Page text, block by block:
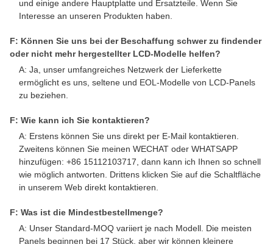
und einige andere Hauptplatte und Ersatzteile. Wenn Sie
Interesse an unseren Produkten haben.
F: Können Sie uns bei der Beschaffung schwer zu findender
oder nicht mehr hergestellter LCD-Modelle helfen?
A: Ja, unser umfangreiches Netzwerk der Lieferkette
ermöglicht es uns, seltene und EOL-Modelle von LCD-Panels
zu beziehen.
F: Wie kann ich Sie kontaktieren?
A: Erstens können Sie uns direkt per E-Mail kontaktieren.
Zweitens können Sie meinen WECHAT oder WHATSAPP
hinzufügen: +86 15112103717, dann kann ich Ihnen so schnell
wie möglich antworten. Drittens klicken Sie auf die Schaltfläche
in unserem Web direkt kontaktieren.
F: Was ist die Mindestbestellmenge?
A: Unser Standard-MOQ variiert je nach Modell. Die meisten
Panels beginnen bei 17 Stück, aber wir können kleinere